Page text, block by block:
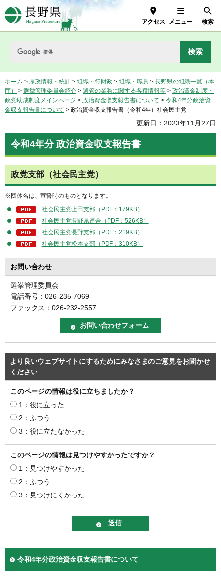
長野県Nagano Prefecture
アクセス メニュー 検索
ホーム > 県政情報・統計 > 組織・行財政 > 組織・職員 > 長野県の組織一覧（本
庁）
> 選挙管理委員会紹介 > 選管の業務に関する各種情報等 > 政治資金制度・
政党助成制度メインページ > 政治資金収支報告書について > 令和4年分政治資
金収支報告書について > 政治資金収支報告書（令和4年）社会民主党
更新日：2023年11月27日
令和4年分 政治資金収支報告書
政党支部（社会民主党）
※団体名は、宣誓時のものとなります。
社会民主党上田支部（PDF：179KB）
社会民主党長野県連合（PDF：526KB）
社会民主党長野支部（PDF：219KB）
社会民主党松本支部（PDF：310KB）
お問い合わせ
選挙管理委員会
電話番号：026-235-7069
ファックス：026-232-2557
より良いウェブサイトにするためにみなさまのご意見をお聞かせ
ください
このページの情報は役に立ちましたか？
1：役に立った
2：ふつう
3：役に立たなかった
このページの情報は見つけやすかったですか？
1：見つけやすかった
2：ふつう
3：見つけにくかった
令和4年分政治資金収支報告書について